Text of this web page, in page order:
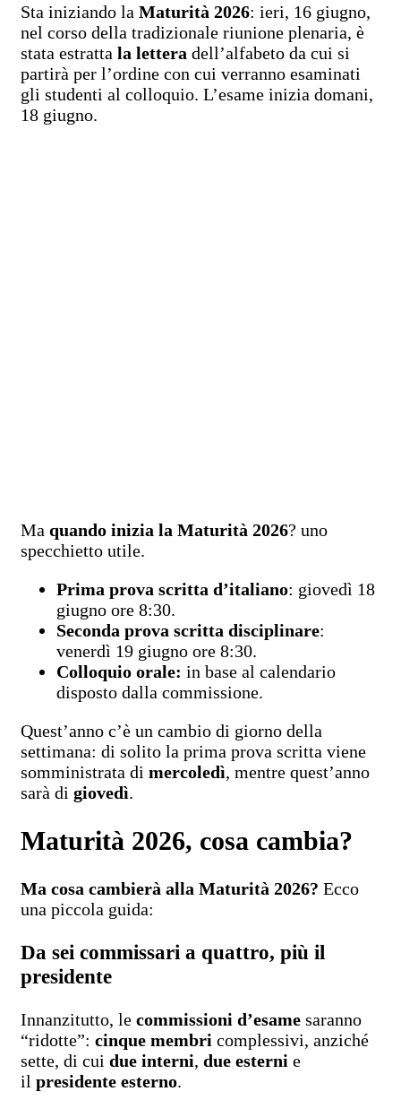
Sta iniziando la Maturità 2026: ieri, 16 giugno,
nel corso della tradizionale riunione plenaria, è
stata estratta la lettera dell’alfabeto da cui si
partirà per l’ordine con cui verranno esaminati
gli studenti al colloquio. L’esame inizia domani,
18 giugno.
Ma quando inizia la Maturità 2026? uno
specchietto utile.
Prima prova scritta d’italiano: giovedì 18
giugno ore 8:30.
Seconda prova scritta disciplinare:
venerdì 19 giugno ore 8:30.
Colloquio orale: in base al calendario
disposto dalla commissione.
Quest’anno c’è un cambio di giorno della
settimana: di solito la prima prova scritta viene
somministrata di mercoledì, mentre quest’anno
sarà di giovedì.
Maturità 2026, cosa cambia?
Ma cosa cambierà alla Maturità 2026? Ecco
una piccola guida:
Da sei commissari a quattro, più il
presidente
Innanzitutto, le commissioni d’esame saranno
“ridotte”: cinque membri complessivi, anziché
sette, di cui due interni, due esterni e
il presidente esterno.